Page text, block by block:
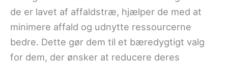
de er lavet af affaldstræ, hjælper de med at
minimere affald og udnytte ressourcerne
bedre. Dette gør dem til et bæredygtigt valg
for dem, der ønsker at reducere deres